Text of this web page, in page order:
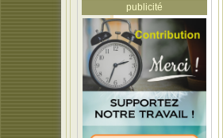
publicité